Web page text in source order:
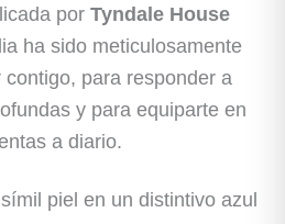
por Tyndale House
ha sido meticulosamente
para responder a
y para equiparte en
a diario.
piel en un distintivo azul